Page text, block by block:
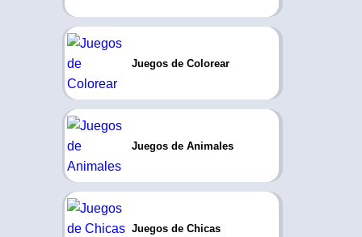
Juegos de Colorear
Juegos de Animales
Juegos de Chicas